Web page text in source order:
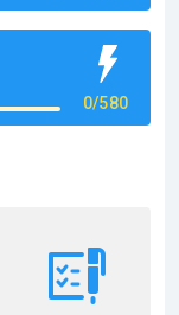
0/580